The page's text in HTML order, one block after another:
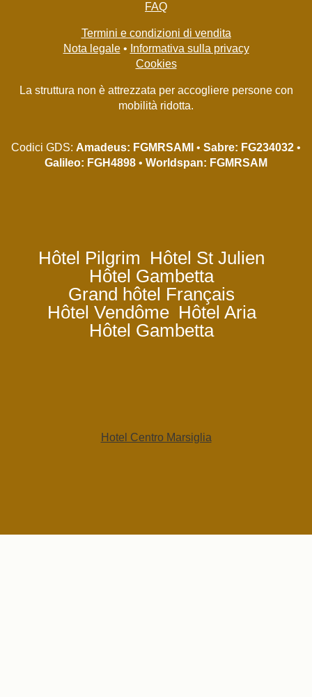
FAQ
Termini e condizioni di vendita
Nota legale• Informativa sulla privacy
Cookies
La struttura non è attrezzata per accogliere persone con
mobilità ridotta.
Codici GDS: Amadeus: FGMRSAMI • Sabre: FG234032 •
Galileo: FGH4898 • Worldspan: FGMRSAM
Hôtel Pilgrim
Hôtel St Julien
Hôtel Gambetta
Grand hôtel Français
Hôtel Vendôme Hôtel Aria
Hôtel Gambetta
Hotel Centro Marsiglia